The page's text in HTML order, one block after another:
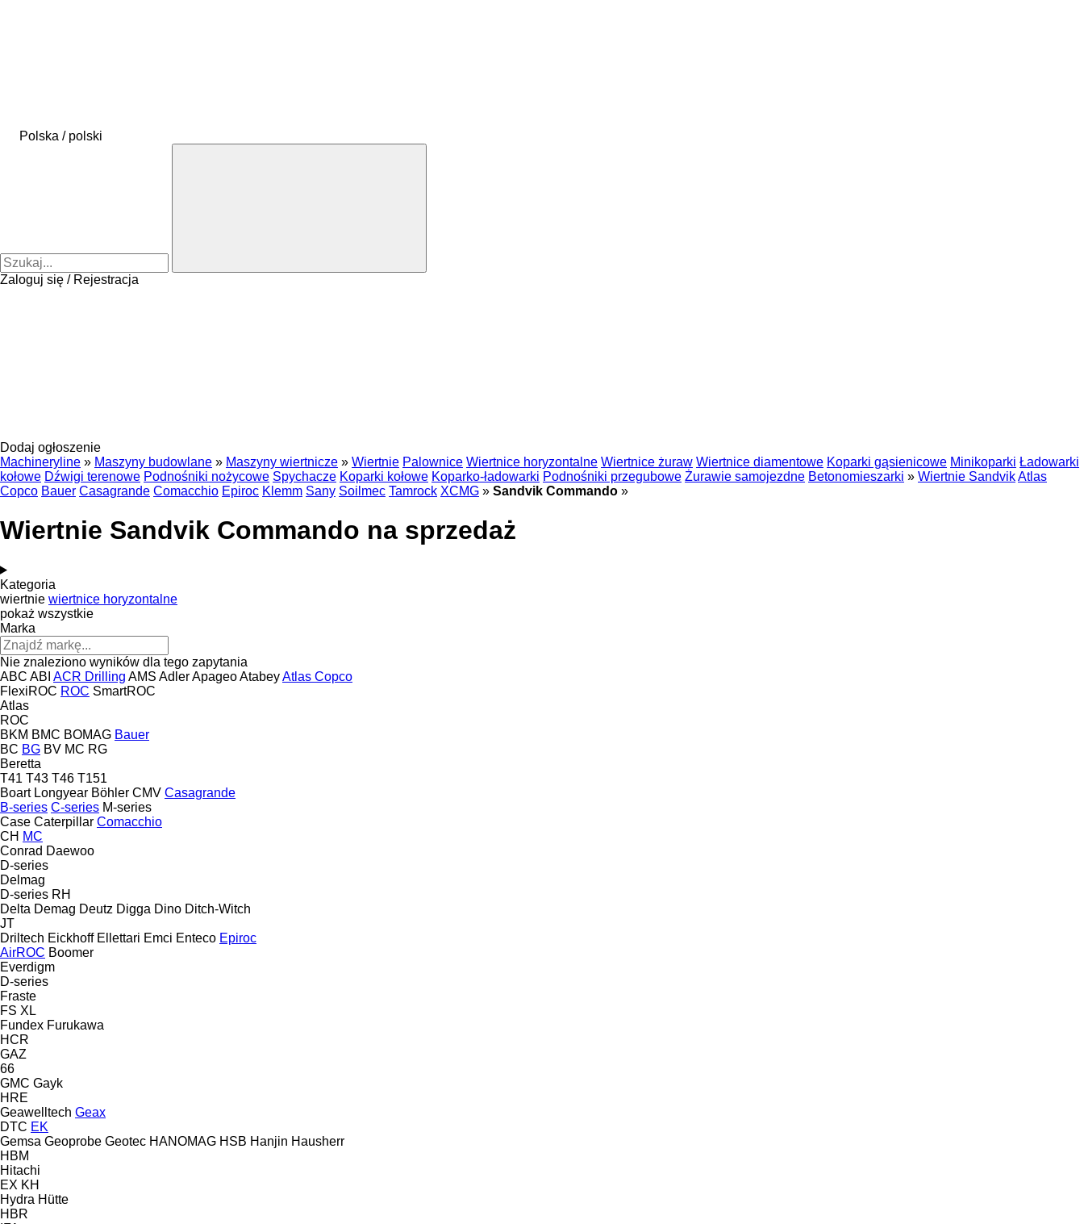
Polska / polski
Zaloguj się / Rejestracja
Dodaj ogłoszenie
Machineryline » Maszyny budowlane » Maszyny wiertnicze » Wiertnie Palownice Wiertnice horyzontalne Wiertnice żuraw Wiertnice diamentowe Koparki gąsienicowe Minikoparki Ładowarki
kołowe Dźwigi terenowe Podnośniki nożycowe Spychacze Koparki kołowe Koparko-ładowarki Podnośniki przegubowe Żurawie samojezdne Betonomieszarki » Wiertnie SandvikAtlas
Copco Bauer Casagrande Comacchio Epiroc Klemm Sany Soilmec Tamrock XCMG » Sandvik Commando »
Wiertnie Sandvik Commando na sprzedaż
Kategoria
wiertnie wiertnice horyzontalne
pokaż wszystkie
Marka
Nie znaleziono wyników dla tego zapytania
ABC ABI ACR Drilling AMS AdlerApageoAtabeyAtlas Copco
FlexiROC ROC SmartROC
Atlas
ROC
BKM BMC BOMAG Bauer
BC BG BV MC RG
Beretta
T41 T43 T46 T151
Boart Longyear Böhler CMV Casagrande
B-series C-series M-series
Case Caterpillar Comacchio
CH MC
Conrad Daewoo
D-series
Delmag
D-series RH
Delta Demag Deutz Digga Dino Ditch-Witch
JT
Driltech Eickhoff Ellettari Emci Enteco Epiroc
AirROC Boomer
Everdigm
D-series
Fraste
FS XL
Fundex Furukawa
HCR
GAZ
66
GMC Gayk
HRE
Geawelltech Geax
DTC EK
Gemsa Geoprobe Geotec HANOMAG HSB Hanjin Hausherr
HBM
Hitachi
EX KH
Hydra Hütte
HBR